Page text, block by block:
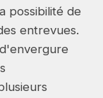
possibilité de
entrevues.